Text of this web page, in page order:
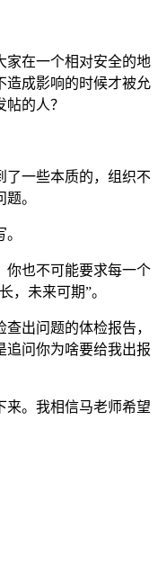
家在一个相对安全的地
造成影响的时候才被允
的人？
了一些本质的，组织不
。
你也不可能要求每一个
，未来可期”。
出问题的体检报告，
追问你为啥要给我出报
来。我相信马老师希望